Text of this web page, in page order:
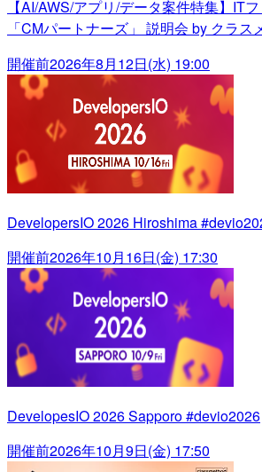
【AI/AWS/アプリ/データ案件特集】IT
「CMパートナーズ」 説明会 by クラス
開催前2026年8月12日(水) 19:00
DevelopersIO 2026 Hiroshima
開催前2026年10月16日(金) 17:30
DevelopesIO 2026 Sapporo #devio2026
開催前2026年10月9日(金) 17:50